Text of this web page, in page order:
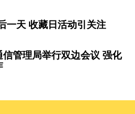
一天 收藏日活动引关注
管理局举行双边会议 强化